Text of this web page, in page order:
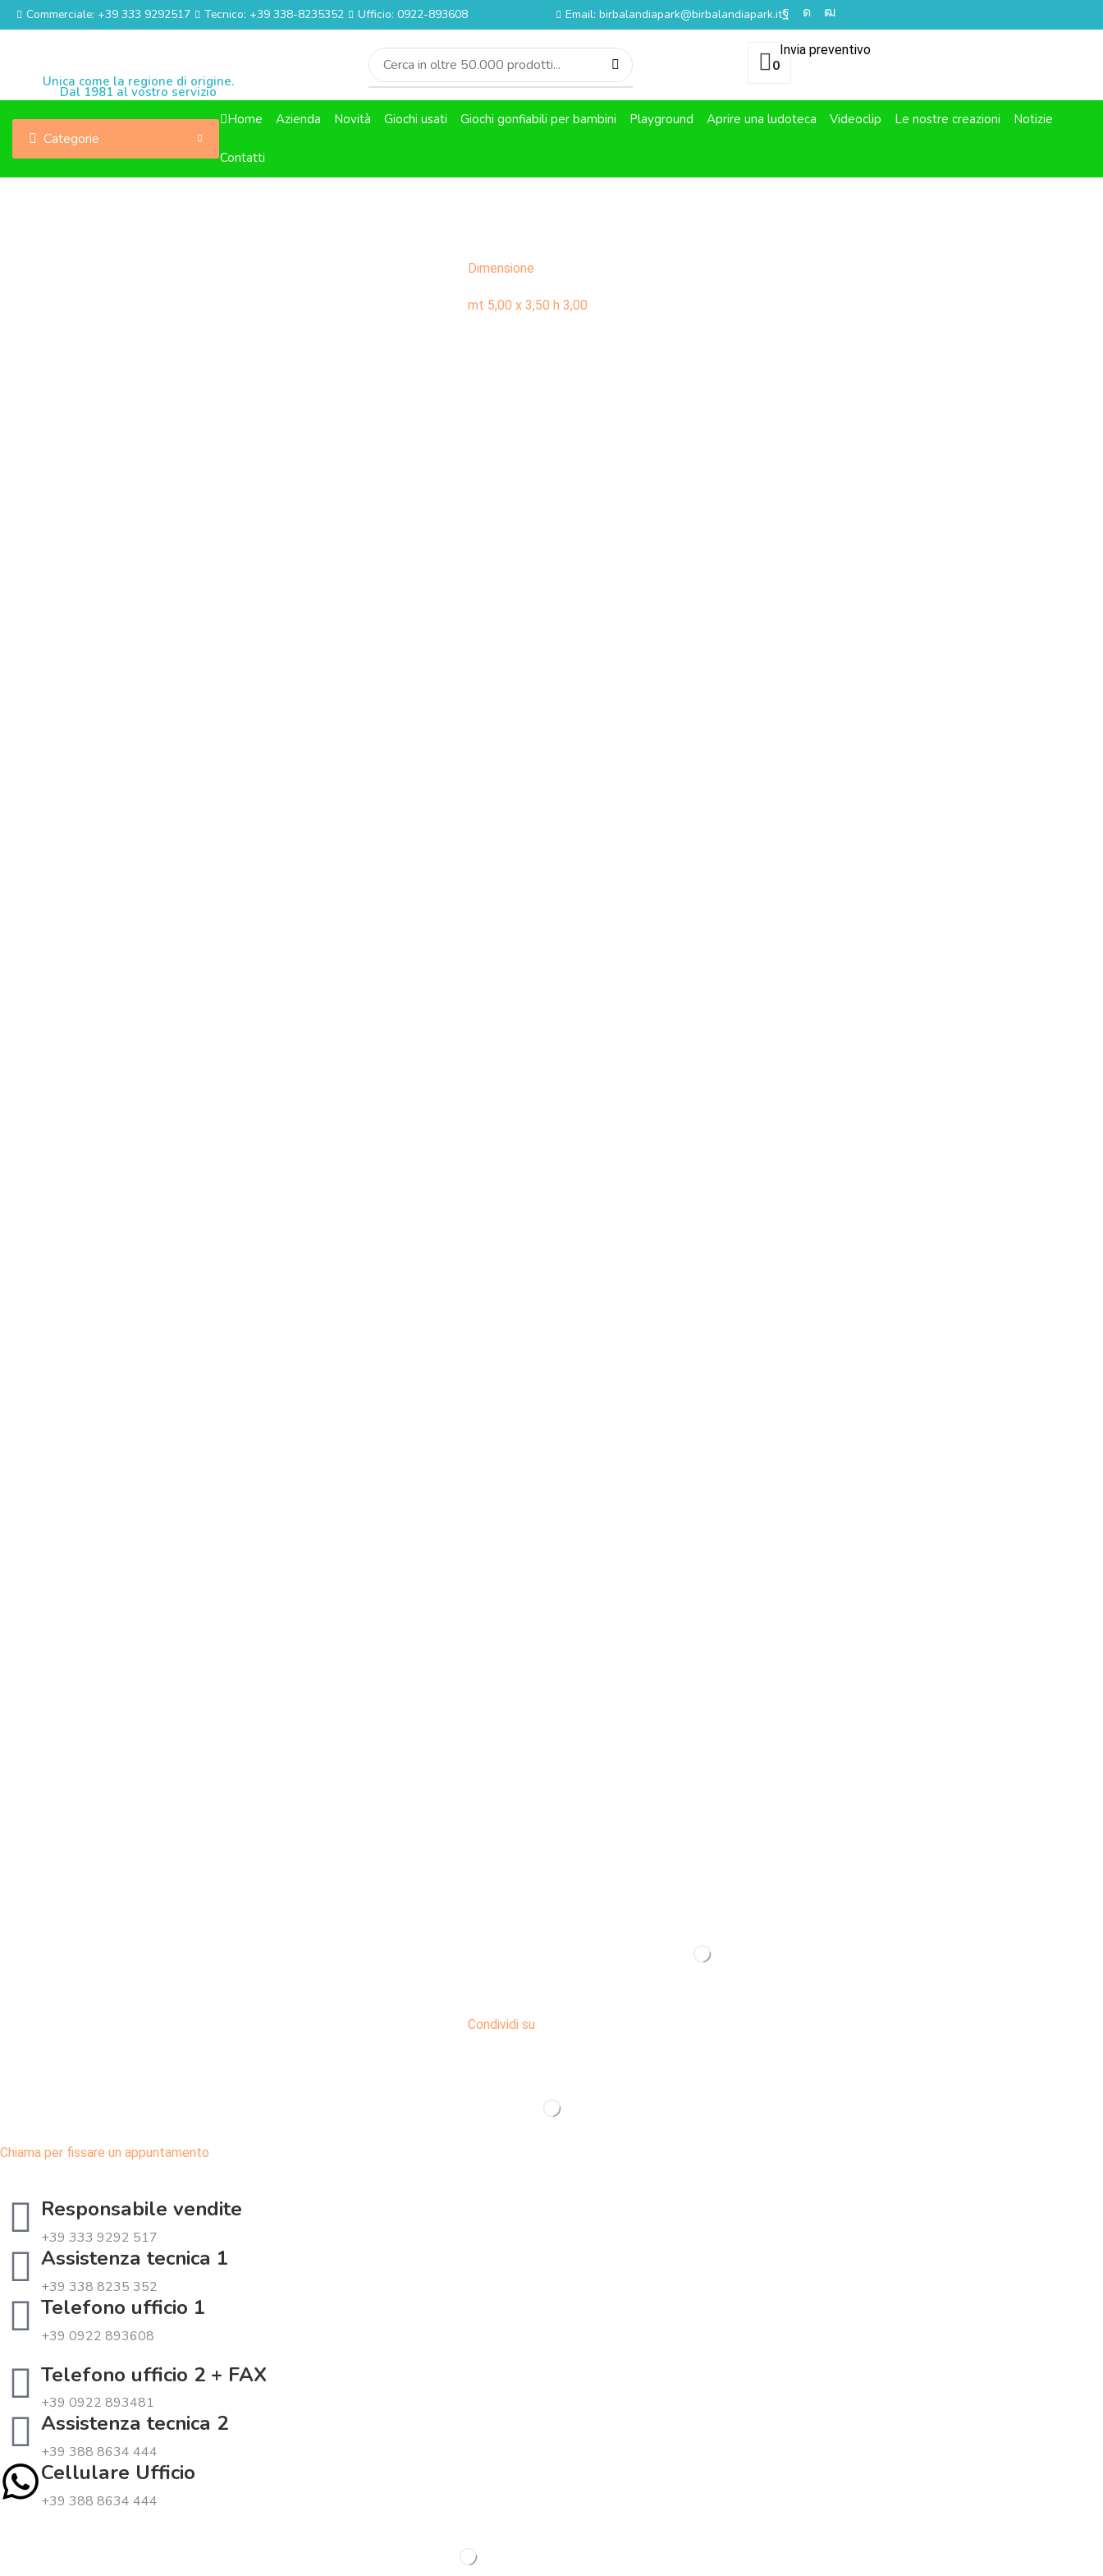
Commerciale: +39 333 9292517 Tecnico: +39 338-8235352 Ufficio: 0922-893608 Email: birbalandiapark@birbalandiapark.it
Unica come la regione di origine.
Dal 1981 al vostro servizio
0
Invia preventivo
Categorie
Home Azienda Novità Giochi usati Giochi gonfiabili per bambini Playground Aprire una ludoteca Videoclip Le nostre creazioni Notizie
Contatti
Dimensione
mt 5,00 x 3,50 h 3,00
Condividi su
Chiama per fissare un appuntamento
Responsabile vendite
+39 333 9292 517
Assistenza tecnica 1
+39 338 8235 352
Telefono ufficio 1
+39 0922 893608
Telefono ufficio 2 + FAX
+39 0922 893481
Assistenza tecnica 2
+39 388 8634 444
Cellulare Ufficio
+39 388 8634 444